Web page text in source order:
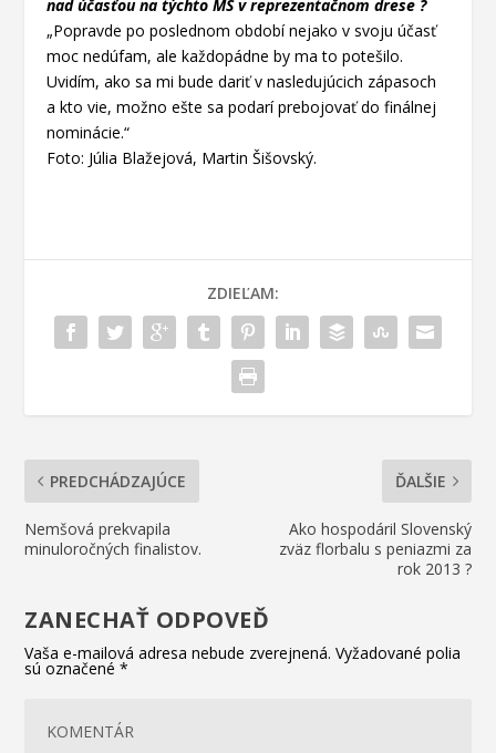
nad účasťou na týchto MS v reprezentačnom drese ?
„Popravde po poslednom období nejako v svoju účasť
moc nedúfam, ale každopádne by ma to potešilo.
Uvidím, ako sa mi bude dariť v nasledujúcich zápasoch
a kto vie, možno ešte sa podarí prebojovať do finálnej
nominácie.“
Foto: Júlia Blažejová, Martin Šišovský.
ZDIEĽAM:
PREDCHÁDZAJÚCE
Nemšová prekvapila
minuloročných finalistov.
ĎALŠIE
Ako hospodáril Slovenský
zväz florbalu s peniazmi za
rok 2013 ?
ZANECHAŤ ODPOVEĎ
Vaša e-mailová adresa nebude zverejnená. Vyžadované polia
sú označené*